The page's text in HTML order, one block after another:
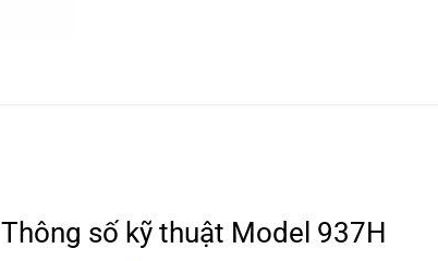
Thông số kỹ thuật Model 937H